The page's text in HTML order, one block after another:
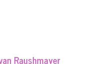
Raushmayer